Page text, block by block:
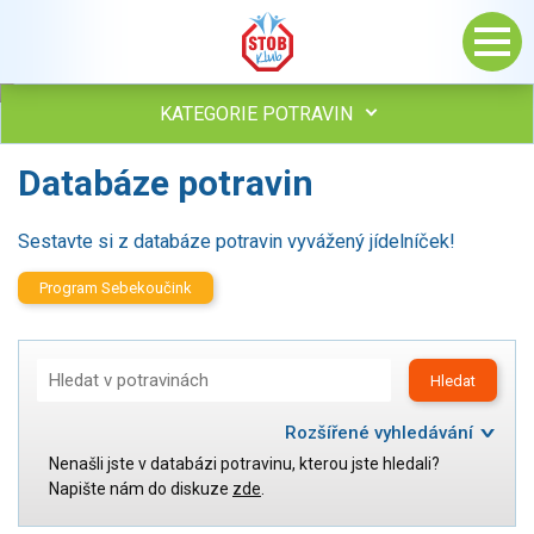
KATEGORIE POTRAVIN
Maso, drůbež, ryby, uzeniny
Mléko
Mléčné výrobky
Sýry
Obiloviny, mouka, cereální výrobky
Chléb, pečivo, křehké chleby, pufované výrobky
Přílohy
Ovoce
Databáze potravin
Sestavte si z databáze potravin vyvážený jídelníček!
Program Sebekoučink
Hledat
Rozšířené vyhledávání
Kategorie:
Maso, drůbež, ryby, uzeniny
Nenašli jste v databázi potravinu, kterou jste hledali?
Napište nám do diskuze zde.